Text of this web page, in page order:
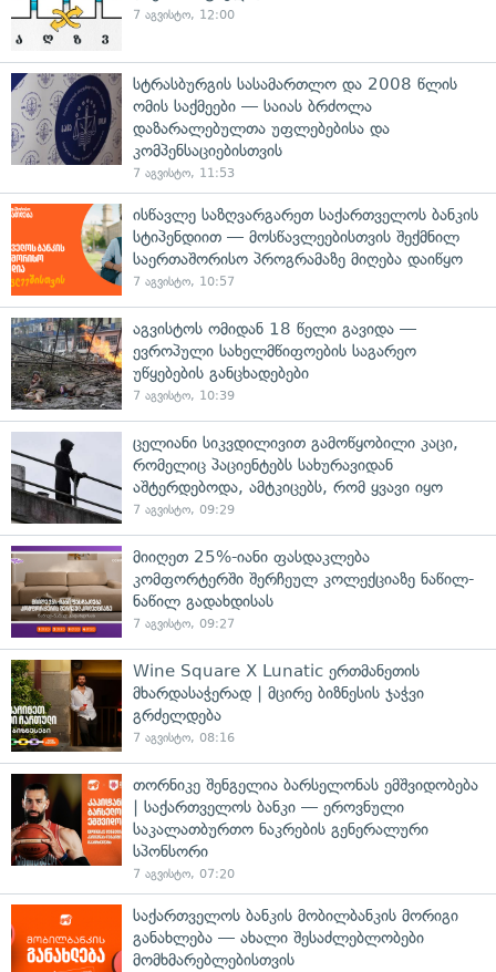
7 აგვისტო, 12:00
სტრასბურგის სასამართლო და 2008 წლის
ომის საქმეები — საიას ბრძოლა
დაზარალებულთა უფლებებისა და
კომპენსაციებისთვის
7 აგვისტო, 11:53
ისწავლე საზღვარგარეთ საქართველოს ბანკის
სტიპენდიით — მოსწავლეებისთვის შექმნილ
საერთაშორისო პროგრამაზე მიღება დაიწყო
7 აგვისტო, 10:57
აგვისტოს ომიდან 18 წელი გავიდა —
ევროპული სახელმწიფოების საგარეო
უწყებების განცხადებები
7 აგვისტო, 10:39
ცელიანი სიკვდილივით გამოწყობილი კაცი,
რომელიც პაციენტებს სახურავიდან
აშტერდებოდა, ამტკიცებს, რომ ყვავი იყო
7 აგვისტო, 09:29
მიიღეთ 25%-იანი ფასდაკლება
კომფორტერში შერჩეულ კოლექციაზე ნაწილ-
ნაწილ გადახდისას
7 აგვისტო, 09:27
Wine Square X Lunatic ერთმანეთის
მხარდასაჭერად | მცირე ბიზნესის ჯაჭვი
გრძელდება
7 აგვისტო, 08:16
თორნიკე შენგელია ბარსელონას ემშვიდობება
| საქართველოს ბანკი — ეროვნული
საკალათბურთო ნაკრების გენერალური
სპონსორი
7 აგვისტო, 07:20
საქართველოს ბანკის მობილბანკის მორიგი
განახლება — ახალი შესაძლებლობები
მომხმარებლებისთვის